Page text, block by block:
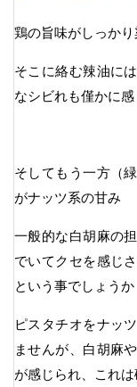
鶏の旨味がしっか
そこに絡む辣油に
なシビれも僅かに
そしてもう一方（
がナッツ系の甘み
一般的な白胡麻の
でいてクセを感じ
という事でしょうか
ピスタチオをナッ
ませんが、白胡麻
が感じられ、これ